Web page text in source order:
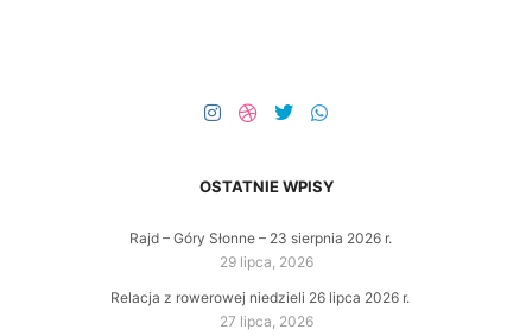
OSTATNIE WPISY
Rajd – Góry Słonne – 23 sierpnia 2026 r.
29 lipca, 2026
Relacja z rowerowej niedzieli 26 lipca 2026 r.
27 lipca, 2026